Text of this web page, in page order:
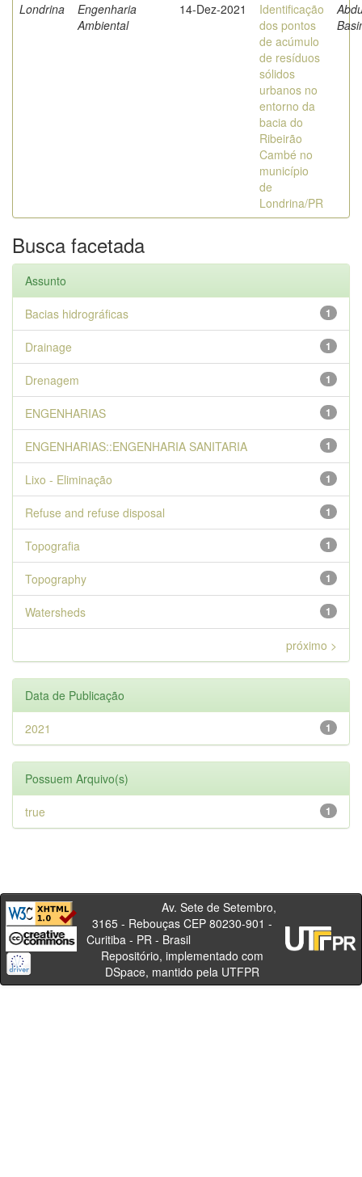
Londrina
Engenharia
Ambiental
14-Dez-2021
Identificação
dos pontos
de acúmulo
de resíduos
sólidos
urbanos no
entorno da
bacia do
Ribeirão
Cambé no
município
de
Londrina/PR
Busca facetada
Assunto
1
Bacias hidrográficas
1
Drainage
1
Drenagem
1
ENGENHARIAS
1
ENGENHARIAS::ENGENHARIA SANITARIA
1
Lixo - Eliminação
1
Refuse and refuse disposal
1
Topografia
1
Topography
1
Watersheds
próximo >
Data de Publicação
1
2021
Possuem Arquivo(s)
1
true
Av. Sete de Setembro,
3165 - Rebouças CEP 80230-901 -
Curitiba - PR - Brasil
Repositório, implementado com
DSpace, mantido pela UTFPR